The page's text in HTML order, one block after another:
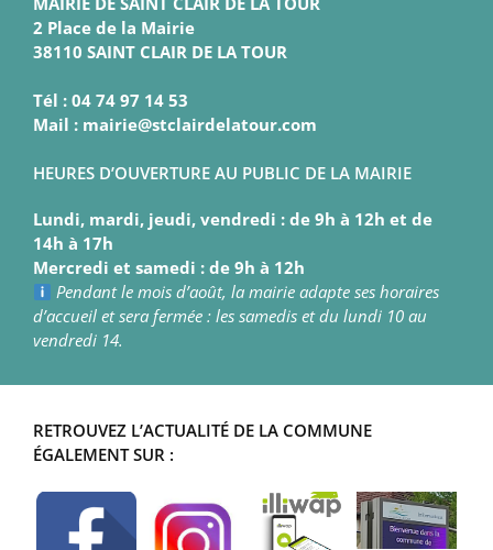
2 Place de la Mairie
38110 SAINT CLAIR DE LA TOUR
Tél : 04 74 97 14 53
Mail : mairie@stclairdelatour.com
HEURES D’OUVERTURE AU PUBLIC DE LA MAIRIE
Lundi, mardi, jeudi, vendredi : de 9h à 12h et de
14h à 17h
Mercredi et samedi : de 9h à 12h
Pendant le mois d’août, la mairie adapte ses horaires
d’accueil et sera fermée : les samedis et du lundi 10 au
vendredi 14.
RETROUVEZ L’ACTUALITÉ DE LA COMMUNE
ÉGALEMENT SUR :